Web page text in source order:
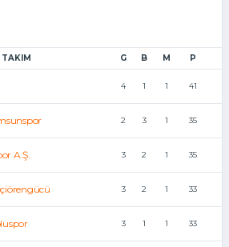
TAKIM G B M P
4 1 1 41
2 3 1 35
A.Ş. 3 2 1 35
3 2 1 33
3 1 1 33